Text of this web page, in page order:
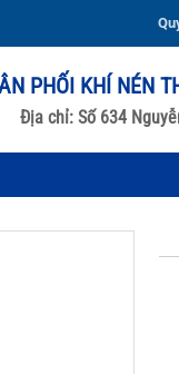
PHỐI KHÍ NÉN
Địa chỉ: Số 634